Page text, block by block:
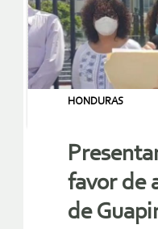
HONDURAS
favor de
de